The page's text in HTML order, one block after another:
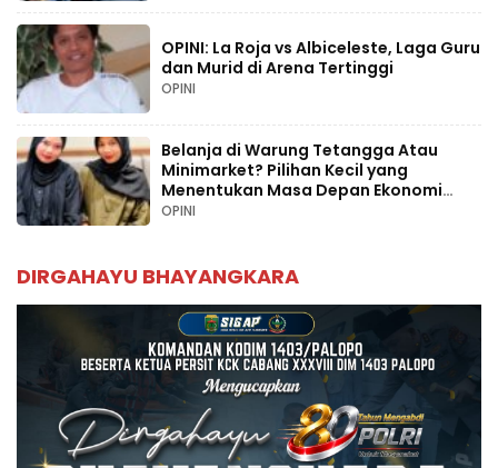
OPINI: La Roja vs Albiceleste, Laga Guru
dan Murid di Arena Tertinggi
OPINI
Belanja di Warung Tetangga Atau
Minimarket? Pilihan Kecil yang
Menentukan Masa Depan Ekonomi
Palopo
OPINI
DIRGAHAYU BHAYANGKARA